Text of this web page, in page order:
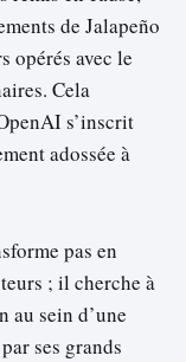
de Jalapeño
opérés avec le
Cela
s’inscrit
adossée à
pas en
; il cherche à
au sein d’une
ses grands